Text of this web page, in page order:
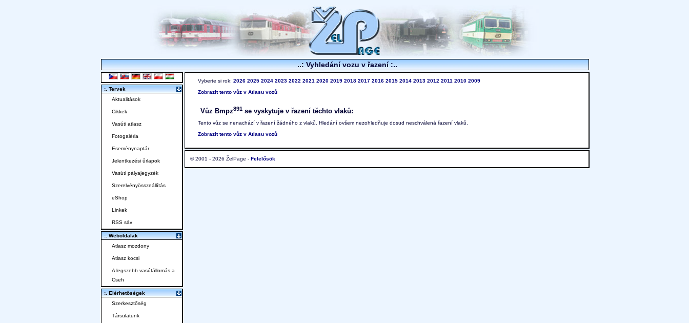
..: Vyhledání vozu v řazení :..
Vyberte si rok: 2026 2025 2024 2023 2022 2021 2020 2019 2018 2017 2016 2015 2014 2013 2012 2011 2010 2009
Zobrazit tento vůz v Atlasu vozů
Vůz Bmpz891 se vyskytuje v řazení těchto vlaků:
Tento vůz se nenachází v řazení žádného z vlaků. Hledání ovšem nezohledňuje dosud neschválená řazení vlaků.
Zobrazit tento vůz v Atlasu vozů
© 2001 - 2026 ŽelPage - Felelősök
:. Tervek
Aktualitások
Cikkek
Vasúti atlasz
Fotogaléria
Eseménynaptár
Jelentkezési űrlapok
Vasúti pályajegyzék
Szerelvényösszeállítás
eShop
Linkek
RSS sáv
:. Weboldalak
Atlasz mozdony
Atlasz kocsi
A legszebb vasútállomás a
Cseh
:. Elérhetőségek
Szerkesztőség
Társulatunk